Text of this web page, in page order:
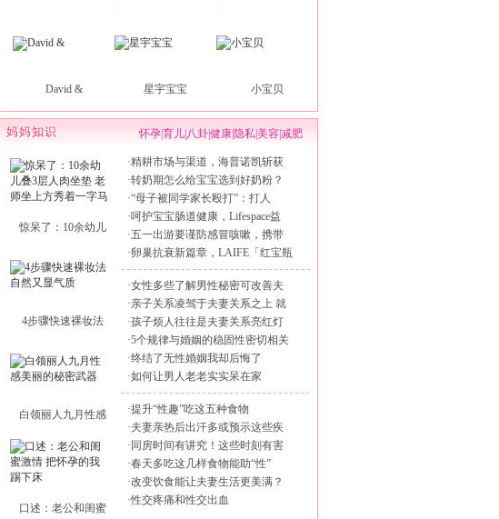
David & 星宇宝宝 小宝贝
怀孕|育儿| 八卦|健康| 隐私|美容|减肥
惊呆了：10余幼儿
4步骤快速裸妆法
白领丽人九月性感
口述：老公和闺蜜
·精耕市场与渠道，海普诺凯斩获
·转奶期怎么给宝宝选到好奶粉？
·“母子被同学家长殴打”：打人
·呵护宝宝肠道健康，Lifespace益
·五一出游要谨防感冒咳嗽，携带
·卵巢抗衰新篇章，LAIFE「红宝瓶
·女性多些了解男性秘密可改善夫
·亲子关系凌驾于夫妻关系之上 就
·孩子烦人往往是夫妻关系亮红灯
·5个规律与婚姻的稳固性密切相关
·终结了无性婚姻我却后悔了
·如何让男人老老实实呆在家
·提升“性趣”吃这五种食物
·夫妻亲热后出汗多或预示这些疾
· 同房时间有讲究！这些时刻有害
·春天多吃这几样食物能助“性”
·改变饮食能让夫妻生活更美满？
·性交疼痛和性交出血